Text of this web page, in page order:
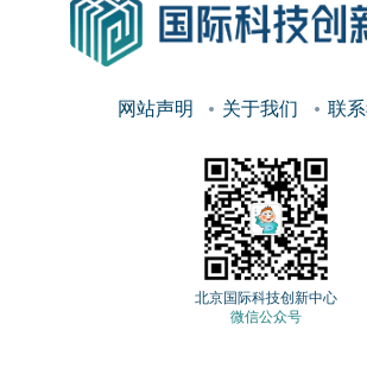
网站声明 关于我们 联
北京国际科技创新中心
微信公众号